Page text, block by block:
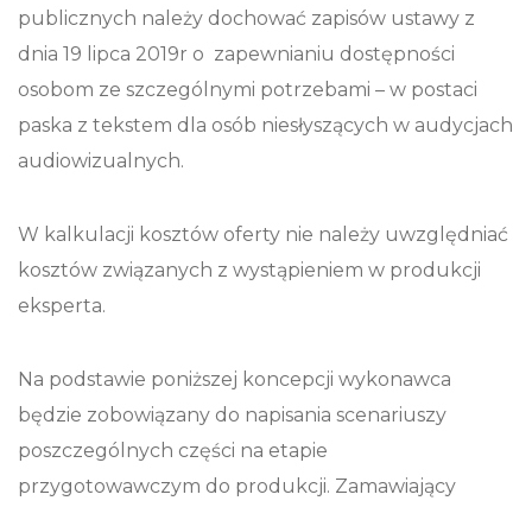
publicznych należy dochować zapisów ustawy z
dnia 19 lipca 2019r o zapewnianiu dostępności
osobom ze szczególnymi potrzebami – w postaci
paska z tekstem dla osób niesłyszących w audycjach
audiowizualnych.
W kalkulacji kosztów oferty nie należy uwzględniać
kosztów związanych z wystąpieniem w produkcji
eksperta.
Na podstawie poniższej koncepcji wykonawca
będzie zobowiązany do napisania scenariuszy
poszczególnych części na etapie
przygotowawczym do produkcji. Zamawiający